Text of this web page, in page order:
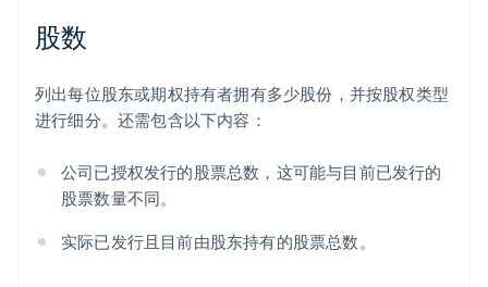
股数
列出每位股东或期权持有者拥有多少股份，并按股权类型
进行细分。还需包含以下内容：
公司已授权发行的股票总数，这可能与目前已发行的
股票数量不同。
实际已发行且目前由股东持有的股票总数。